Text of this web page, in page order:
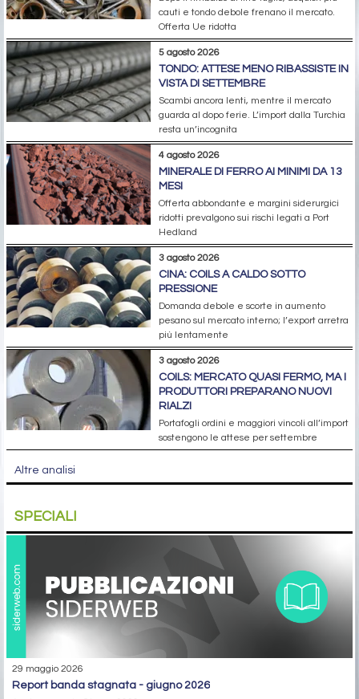
cauti e tondo debole frenano il mercato.
Offerta Ue ridotta
5 agosto 2026
TONDO: ATTESE MENO RIBASSISTE IN
VISTA DI SETTEMBRE
Scambi ancora lenti, mentre il mercato
guarda al dopo ferie. L’import dalla Turchia
resta un’incognita
4 agosto 2026
MINERALE DI FERRO AI MINIMI DA 13
MESI
Offerta abbondante e margini siderurgici
ridotti prevalgono sui rischi legati a Port
Hedland
3 agosto 2026
CINA: COILS A CALDO SOTTO
PRESSIONE
Domanda debole e scorte in aumento
pesano sul mercato interno; l’export arretra
più lentamente
3 agosto 2026
COILS: MERCATO QUASI FERMO, MA I
PRODUTTORI PREPARANO NUOVI
RIALZI
Portafogli ordini e maggiori vincoli all’import
sostengono le attese per settembre
Altre analisi
SPECIALI
29 maggio 2026
report banda stagnata - giugno 2026